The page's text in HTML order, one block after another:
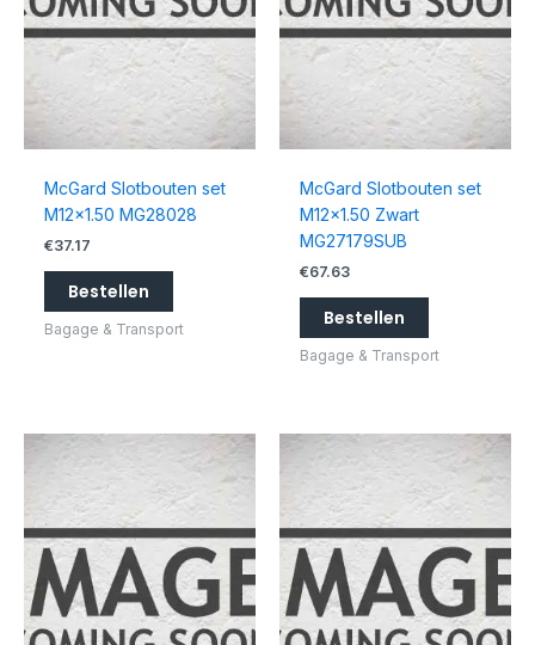
McGard Slotbouten set
M12x1.50 MG28028
€37.17
Bestellen
Bagage & Transport
McGard Slotbouten set
M12x1.50 Zwart
MG27179SUB
€67.63
Bestellen
Bagage & Transport